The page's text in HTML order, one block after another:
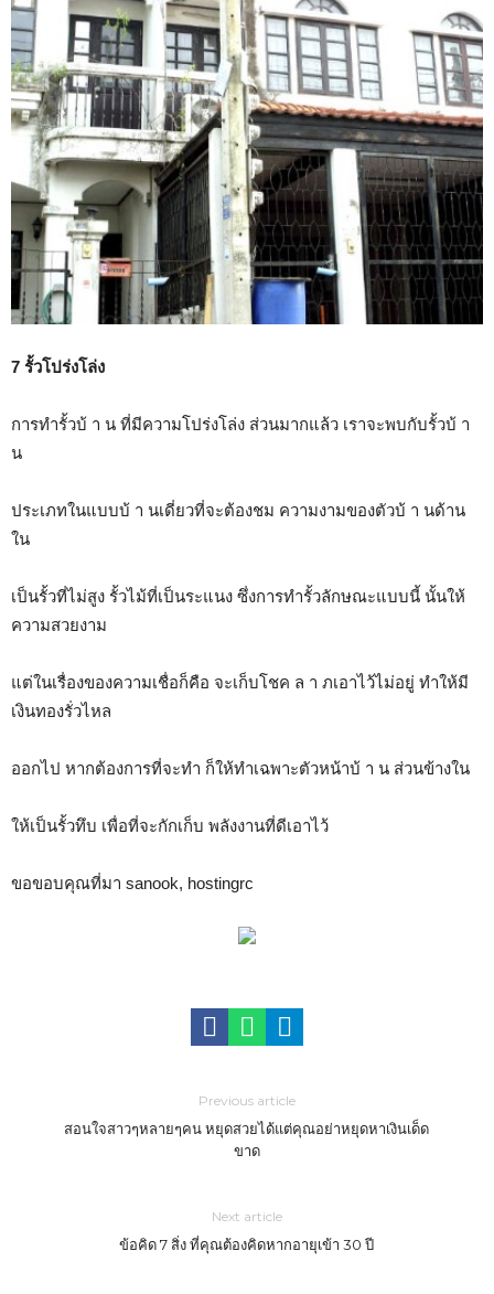
7 รั้วโปร่งโล่ง
การทำรั้วบ้ า น ที่มีความโปร่งโล่ง ส่วนมากแล้ว เราจะพบกับรั้วบ้ า
น
ประเภทในแบบบ้ า นเดี่ยวที่จะต้องชม ความงามของตัวบ้ า นด้าน
ใน
เป็นรั้วที่ไม่สูง รั้วไม้ที่เป็นระแนง ซึ่งการทำรั้วลักษณะแบบนี้ นั้นให้
ความสวยงาม
แต่ในเรื่องของความเชื่อก็คือ จะเก็บโชค ล า ภเอาไว้ไม่อยู่ ทำให้มี
เงินทองรั่วไหล
ออกไป หากต้องการที่จะทำ ก็ให้ทำเฉพาะตัวหน้าบ้ า น ส่วนข้างใน
ให้เป็นรั้วทึบ เพื่อที่จะกักเก็บ พลังงานที่ดีเอาไว้
ขอขอบคุณที่มา sanook, hostingrc
Previous article
สอนใจสาวๆหลายๆคน หยุดสวยได้แต่คุณอย่าหยุดหาเงินเด็ด
ขาด
Next article
ข้อคิด 7 สิ่ง ที่คุณต้องคิดหากอายุเข้า 30 ปี